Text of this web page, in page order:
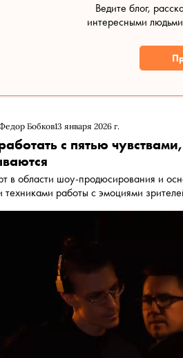
Ведите блог,
интересными
Бобков13 января 2026 г.
с пятью
в области шоу-продюсирования и
техниками работы с эмоциями